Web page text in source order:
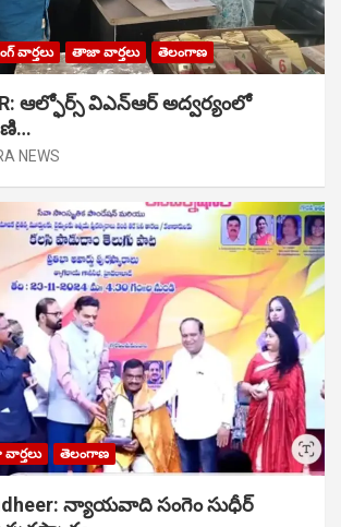
వార్తలు తాజా వార్తలు తెలంగాణ
ఆల్ఫోర్స్ విఎన్ఆర్ అద్వర్యంలో
NEWS
వార్తలు తెలంగాణ
న్యాయవాది సంగెం సుధీర్